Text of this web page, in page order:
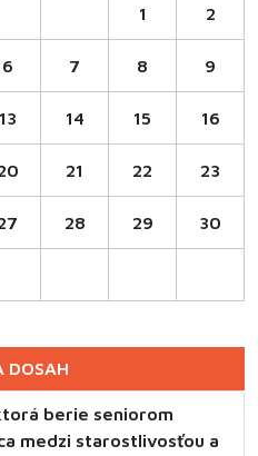
1 2
6 7 8 9
13 14 15 16
21 22 23
28 29 30
berie seniorom
medzi starostlivosťou a